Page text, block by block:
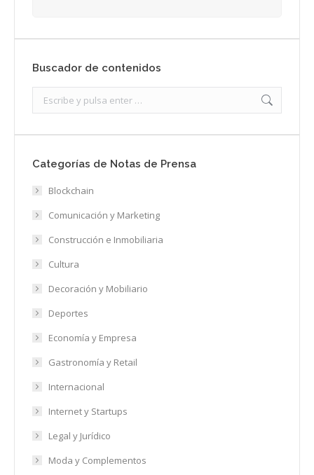
Buscador de contenidos
Categorías de Notas de Prensa
Blockchain
Comunicación y Marketing
Construcción e Inmobiliaria
Cultura
Decoración y Mobiliario
Deportes
Economía y Empresa
Gastronomía y Retail
Internacional
Internet y Startups
Legal y Jurídico
Moda y Complementos